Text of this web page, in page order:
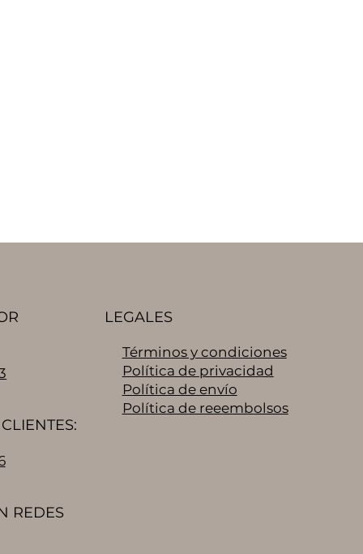
REDES
LEGALES
Términos y condiciones
Política de privacidad
Política de envío
Política de reeembolsos